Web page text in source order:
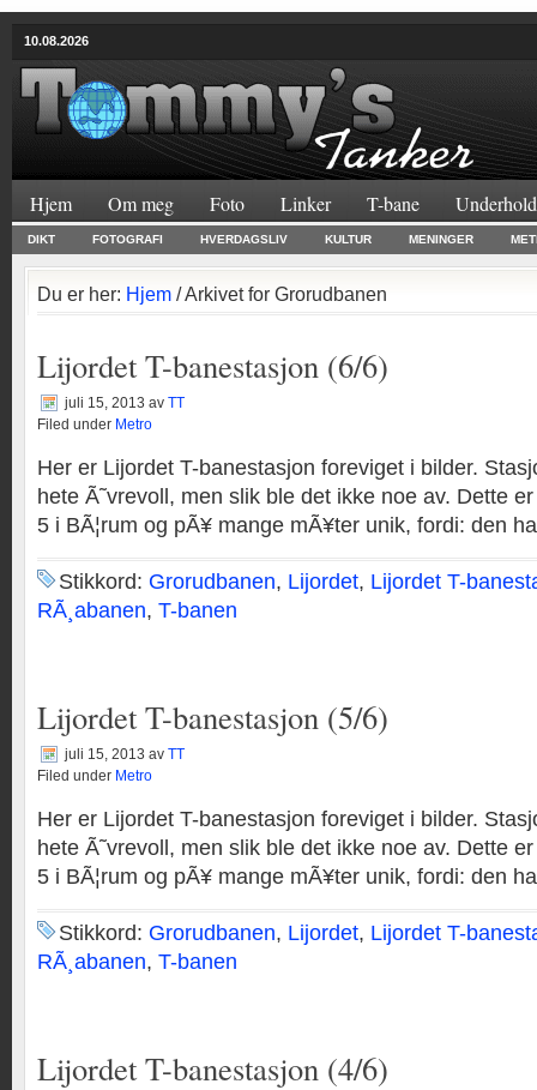
10.08.2026
Hjem Om meg Foto Linker T-bane
DIKT FOTOGRAFI HVERDAGSLIV KULTUR MENINGER
Du er her: Hjem / Arkivet for Grorudbanen
Lijordet T-banestasjon (6/6)
juli 15, 2013 av TT
Filed under Metro
Her er Lijordet T-banestasjon foreviget i bilder.
hete Ã˜vrevoll, men slik ble det ikke noe av. Dette
5 i BÃ¦rum og pÃ¥ mange mÃ¥ter unik, fordi: den
Stikkord: Grorudbanen, Lijordet, Lijordet T-
RÃ¸abanen, T-banen
Lijordet T-banestasjon (5/6)
juli 15, 2013 av TT
Filed under Metro
Her er Lijordet T-banestasjon foreviget i bilder.
hete Ã˜vrevoll, men slik ble det ikke noe av. Dette
5 i BÃ¦rum og pÃ¥ mange mÃ¥ter unik, fordi: den
Stikkord: Grorudbanen, Lijordet, Lijordet T-
RÃ¸abanen, T-banen
Lijordet T-banestasjon (4/6)